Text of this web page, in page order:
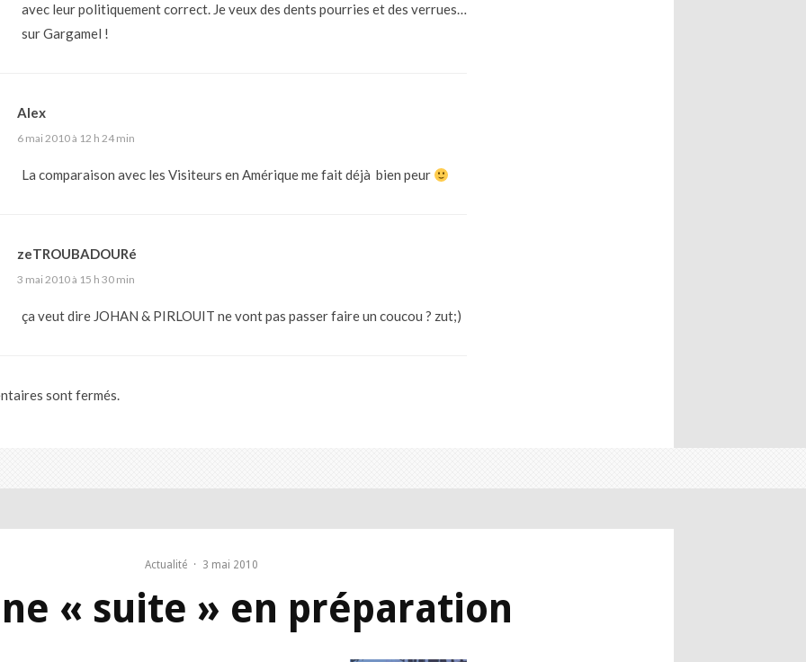
avec leur politiquement correct. Je veux des dents pourries et des verrues…
sur Gargamel !
Alex
6 mai 2010 à 12 h 24 min
La comparaison avec les Visiteurs en Amérique me fait déjà bien peur
zeTROUBADOURé
3 mai 2010 à 15 h 30 min
ça veut dire JOHAN & PIRLOUIT ne vont pas passer faire un coucou ? zut;)
sont fermés.
Actualité · 3 mai 2010
« suite » en préparation